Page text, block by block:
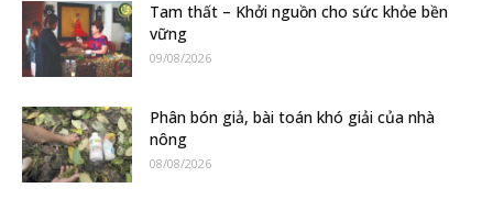
Tam thất – Khởi nguồn cho sức khỏe bền
vững
09/08/2026
Phân bón giả, bài toán khó giải của nhà
nông
08/08/2026